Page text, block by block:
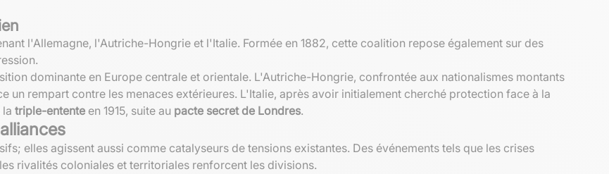
l'Allemagne, l'Autriche-Hongrie et l'Italie. Formée en 1882, cette coalition repose également sur des
dominante en Europe centrale et orientale. L'Autriche-Hongrie, confrontée aux nationalismes montants
un rempart contre les menaces extérieures. L'Italie, après avoir initialement cherché protection face à la
triple-entente en 1915, suite au pacte secret de Londres.
elles agissent aussi comme catalyseurs de tensions existantes. Des événements tels que les crises
rivalités coloniales et territoriales renforcent les divisions.